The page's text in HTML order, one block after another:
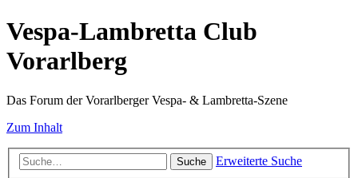
Vespa-Lambretta Club
Vorarlberg
Das Forum der Vorarlberger Vespa- & Lambretta-Szene
Zum Inhalt
Suche Erweiterte Suche